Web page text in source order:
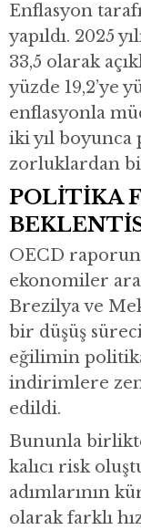
Enflasyon
yapıldı. 2025
33,5 olarak
yüzde 19,2’ye
enflasyonla
iki yıl boyunca
zorluklardan
POLİTİKA
OECD
ekonomiler
Brezilya ve
bir düşüş
eğilimin
indirimlere
edildi.
Bununla
kalıcı risk
adımlarının
olarak farklı